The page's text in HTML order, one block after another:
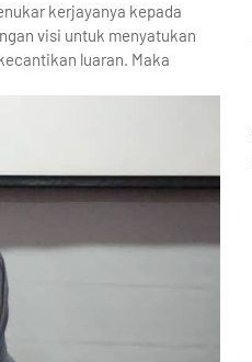
kerjayanya kepada
visi untuk menyatukan
luaran. Maka